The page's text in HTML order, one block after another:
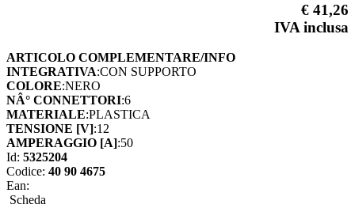
€ 41,26
IVA inclusa
ARTICOLO COMPLEMENTARE/INFO
INTEGRATIVA:CON SUPPORTO
COLORE:NERO
NÂ° CONNETTORI:6
MATERIALE:PLASTICA
TENSIONE [V]:12
AMPERAGGIO [A]:50
Id: 5325204
Codice: 40 90 4675
Ean:
Scheda